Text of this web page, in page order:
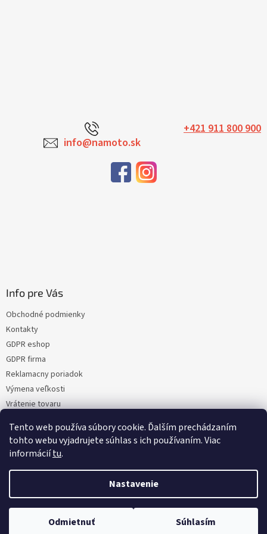
Tento web používa súbory cookie. Ďalším prechádzaním
tohto webu vyjadrujete súhlas s ich používaním. Viac
informáciítu.
Nastavenie
Odmietnuť Súhlasím
+421 911 800 900
info@namoto.sk
Info pre Vás
Obchodné podmienky
Kontakty
GDPR eshop
GDPR firma
Reklamacny poriadok
Výmena veľkosti
Vrátenie tovaru
Moja objednávka
Vytvoril Shoptet
Copyright 2026NaMoto.sk . Všetky práva vyhradené.